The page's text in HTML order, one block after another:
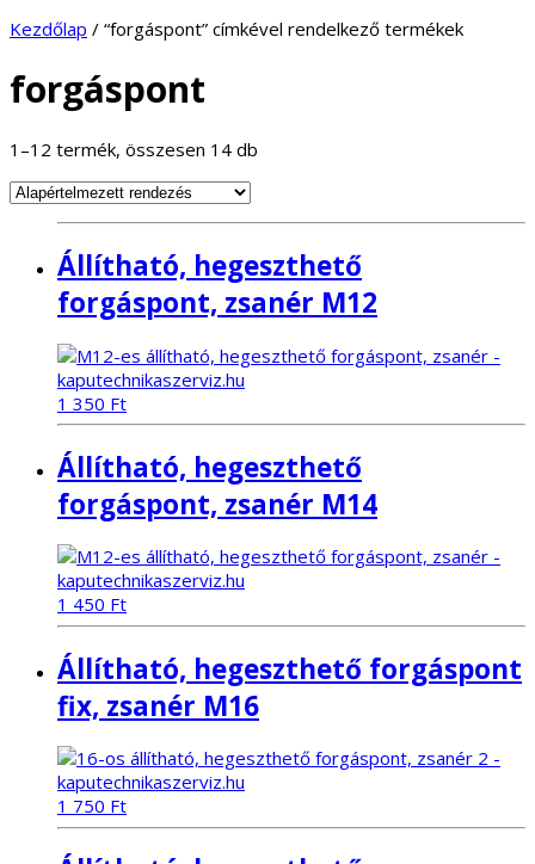
Kezdőlap / “forgáspont” címkével rendelkező termékek
forgáspont
1–12 termék, összesen 14 db
Állítható, hegeszthető
forgáspont, zsanér M12
1 350 Ft
Állítható, hegeszthető
forgáspont, zsanér M14
1 450 Ft
Állítható, hegeszthető forgáspont
fix, zsanér M16
1 750 Ft